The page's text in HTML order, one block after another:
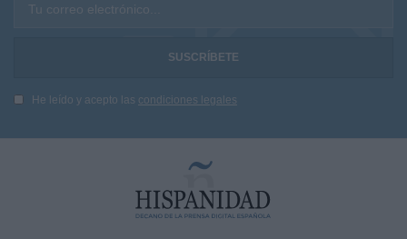
Tu correo electrónico...
He leído y acepto las condiciones legales